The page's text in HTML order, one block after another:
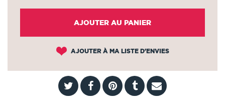
AJOUTER AU PANIER
AJOUTER À MA LISTE D'ENVIES